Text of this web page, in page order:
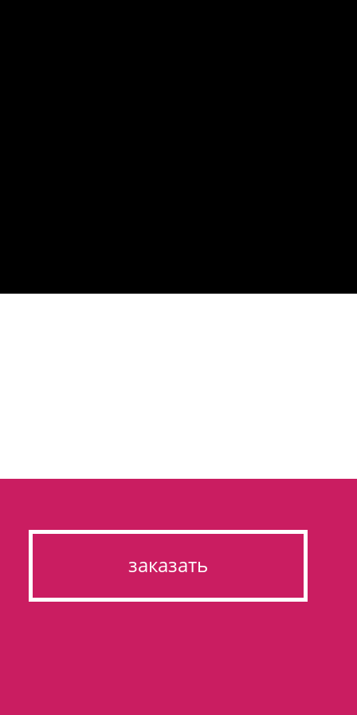
заказать